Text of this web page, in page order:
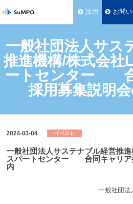
採用 お問
一般社団法人サス
推進機構/株式会社
ートセンター
採用募集説明
2024-03-04 イベント
一般社団法人サステナブル経営推
スパートセンター 合同キャリア
内
一般社団法